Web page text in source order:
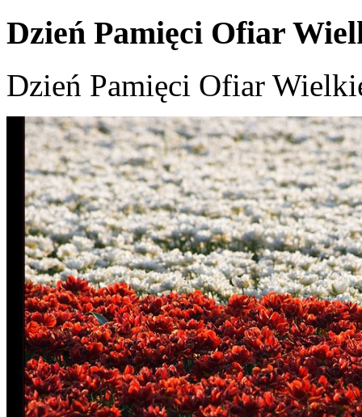
Dzień Pamięci Ofiar
Dzień Pamięci Ofiar